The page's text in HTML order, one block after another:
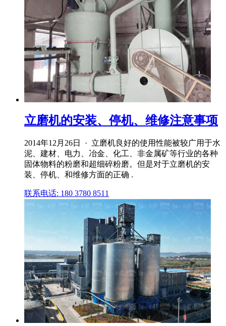
立磨机的安装、停机、维修注意事项
2014年12月26日 · 立磨机良好的使用性能被较广用于水
泥、建材、电力、冶金、化工、非金属矿等行业的各种
固体物料的粉磨和超细碎粉磨。但是对于立磨机的安
装、停机、和维修方面的正确 .
联系电话: 180 3780 8511